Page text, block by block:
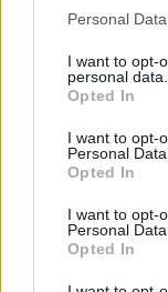
Personal
I want to opt-
personal data.
Opted In
I want to opt-
Personal Data.
Opted In
I want to opt-
Personal
Opted In
boris johnson